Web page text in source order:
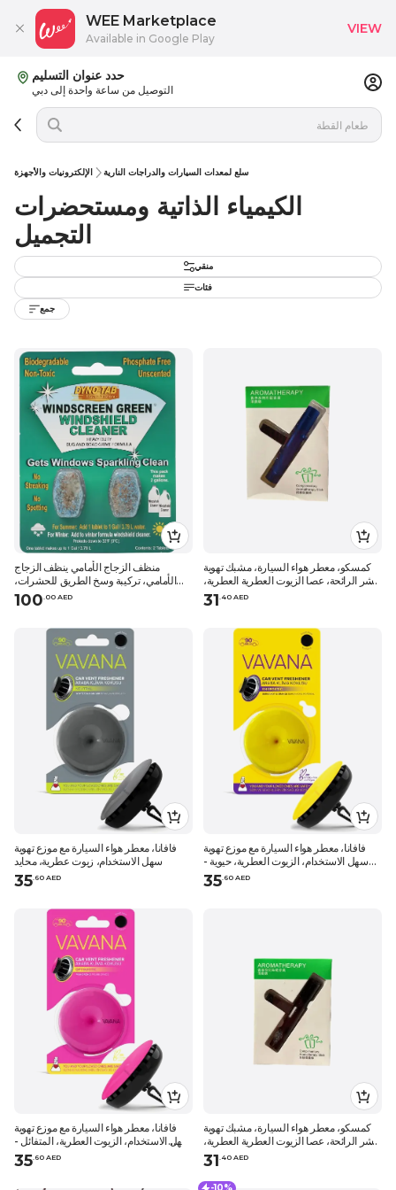
حدد عنوان التسليم
التوصيل من ساعة واحدة إلى دبي
الإلكترونيات والأجهزة سلع لمعدات السيارات والدراجات النارية
الكيمياء الذاتية ومستحضرات
التجميل
منقي
فئات
جمع
منظف الزجاج الأمامي ينظف الزجاج
الأمامي، تركيبة وسخ الطريق للحشرات،
يحارب المساحات، آمن لجميع الدهانات،
محلول تنظيف، 2 بطاقة أقراص، 1 علاج
100.00 AED
كمسكو، معطر هواء السيارة، مشبك تهوية
ناشر الرائحة، عصا الزيوت العطرية العطرية،
أزرق
31.40 AED
فافانا، معطر هواء السيارة مع موزع تهوية
سهل الاستخدام، زيوت عطرية، محايد
35 60 AED
فافانا، معطر هواء السيارة مع موزع تهوية
سهل الاستخدام، الزيوت العطرية، حيوية -
برتقال البرغموت
35 60 AED
فافانا، معطر هواء السيارة مع موزع تهوية
سهل الاستخدام، الزيوت العطرية، المتفائل -
الأوركيد الوردي
35 60 AED
كمسكو، معطر هواء السيارة، مشبك تهوية
ناشر الرائحة، عصا الزيوت العطرية العطرية،
أسود
31 40 AED
-10%
WEE Marketplace
Available in Google Play
VIEW